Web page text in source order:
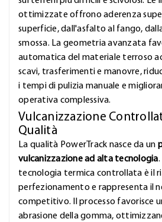
ottimizzate offrono aderenza
superficie, dall'asfalto al fango,
smossa. La geometria avanzata
automatica del materiale terroso
scavi, trasferimenti e manovre,
i tempi di pulizia manuale e
operativa complessiva.
Vulcanizzazione
Qualità
La qualità PowerTrack nasce da un
vulcanizzazione ad alta tecnologia
tecnologia termica controllata è il
perfezionamento e rappresenta il
competitivo. Il processo favorisce
abrasione della gomma,